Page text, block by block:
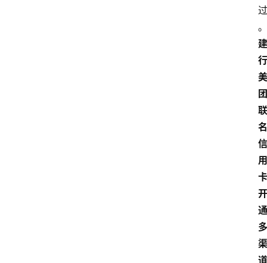
过
。
建
行
美
团
联
名
信
用
卡
开
通
多
渠
道